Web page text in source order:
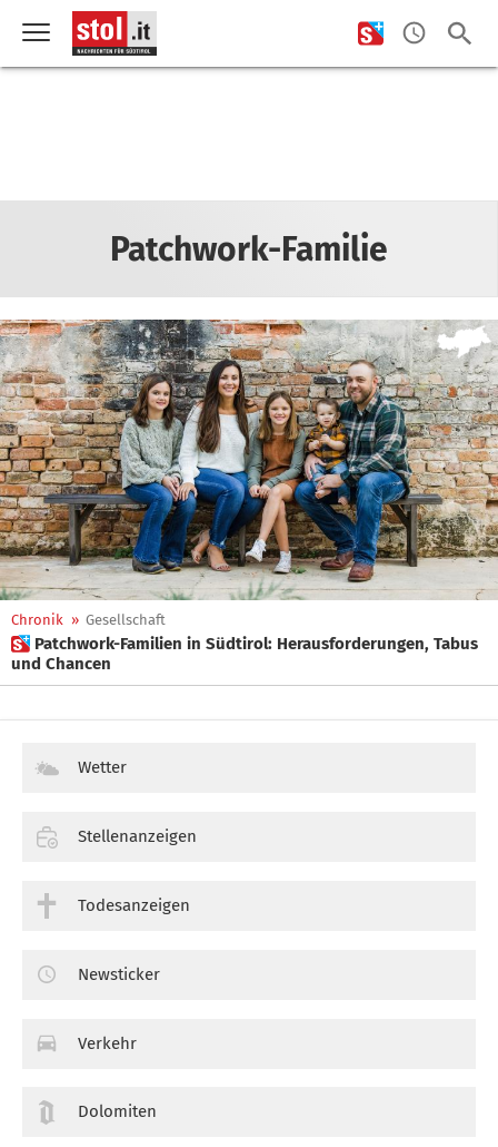
Patchwork-Familie
Chronik » Gesellschaft
 Patchwork-Familien in Südtirol: Herausforderungen, Tabus
und Chancen
Wetter
Stellenanzeigen
Todesanzeigen
Newsticker
Verkehr
Dolomiten